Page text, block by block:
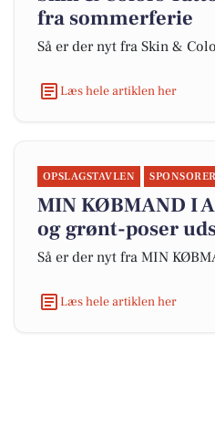
fra sommerferie
Så er der nyt fra Skin &
Læs hele artiklen her
OPSLAGSTAVLEN
MIN KØBMAND I
og grønt-poser
Så er der nyt fra MIN
Læs hele artiklen her